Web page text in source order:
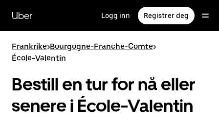
hovedinnholdet
Uber Logg inn Registrer deg
Frankrike>Bourgogne-Franche-Comte>
École-Valentin
Bestill en tur for nå eller
senere i École-Valentin